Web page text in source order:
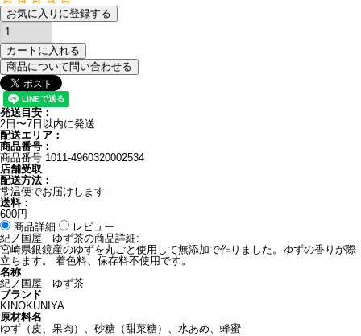
お気に入りに登録する
カートに入れる
商品について問い合わせる
発送目安：
2日〜7日以内に発送
配送エリア：
商品番号：
商品番号 1011-4960320002534
店舗受取
配送方法：
常温便でお届けします
送料：
600円
商品詳細
レビュー
紀ノ国屋 ゆず茶の商品詳細:
宮崎県銀鏡産のゆずを丸ごと使用して無添加で作りました。ゆずの香りが際
立ちます。 着色料、保存料不使用です。
名称
紀ノ国屋 ゆず茶
ブランド
KINOKUNIYA
原材料名
ゆず（皮、果肉）、砂糖（甜菜糖）、水あめ、蜂蜜